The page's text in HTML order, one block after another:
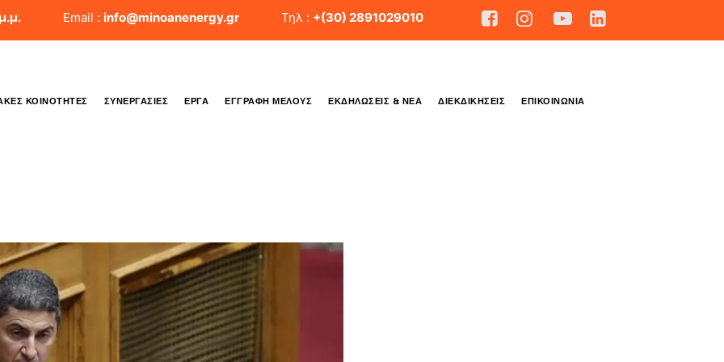
Email : info@minoanenergy.gr Τηλ : +(30) 2891029010
ΚΟΙΝΌΤΗΤΕΣ ΣΥΝΕΡΓΑΣΊΕΣ ΈΡΓΑ ΕΓΓΡΑΦΉ ΜΈΛΟΥΣ ΕΚΔΗΛΏΣΕΙΣ & ΝΈΑ ΔΙΕΚΔΙΚΉΣΕΙΣ ΕΠΙΚΟΙΝΩΝΊΑ